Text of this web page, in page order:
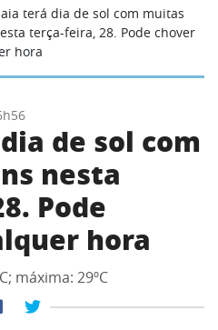
terá dia de sol com muitas
terça-feira, 28. Pode chover
hora
de sol com
nesta
Pode
hora
máxima: 29ºC